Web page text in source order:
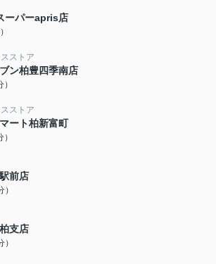
ーパーapris店
ストア
ン柏豊四季南店
ストア
ート柏新富町
前店
支店